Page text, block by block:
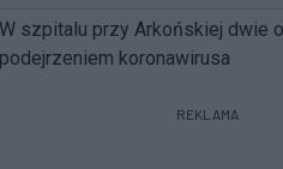
W szpitalu przy Arkońskiej dwie
podejrzeniem koronawirusa
REKLAMA